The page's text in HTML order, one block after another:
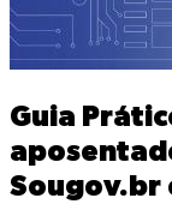
Guia
Sougov.br